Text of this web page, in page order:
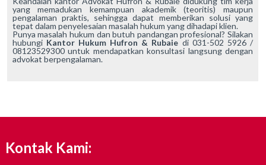
yang memadukan kemampuan akademik (teoritis) maupun
pengalaman praktis, sehingga dapat memberikan solusi yang
tepat dalam penyelesaian masalah hukum yang dihadapi klien.
Punya masalah hukum dan butuh pandangan profesional? Silakan
hubungi Kantor Hukum Hufron & Rubaie di 031-502 5926 /
08123529300 untuk mendapatkan konsultasi langsung dengan
advokat berpengalaman.
Kontak Kami: